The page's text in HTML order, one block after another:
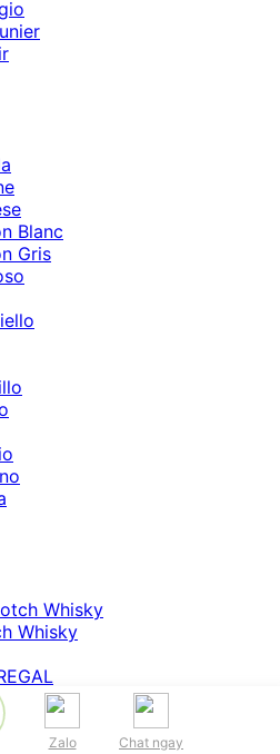
Blanc
Gris
Whisky
Whisky
WALKER
Zalo Chat ngay